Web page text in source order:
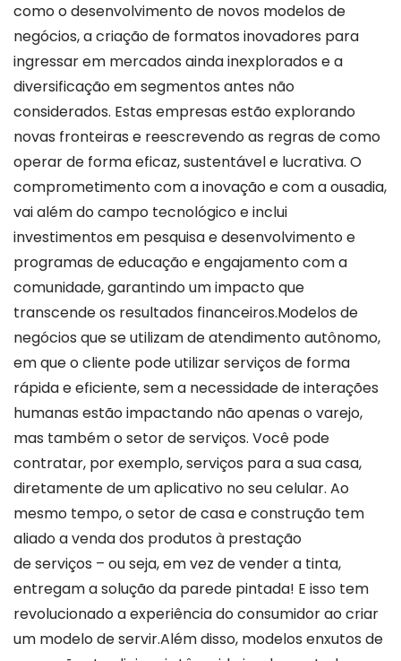
como o desenvolvimento de novos modelos de
negócios, a criação de formatos inovadores para
ingressar em mercados ainda inexplorados e a
diversificação em segmentos antes não
considerados. Estas empresas estão explorando
novas fronteiras e reescrevendo as regras de como
operar de forma eficaz, sustentável e lucrativa. O
comprometimento com a inovação e com a ousadia,
vai além do campo tecnológico e inclui
investimentos em pesquisa e desenvolvimento e
programas de educação e engajamento com a
comunidade, garantindo um impacto que
transcende os resultados financeiros.Modelos de
negócios que se utilizam de atendimento autônomo,
em que o cliente pode utilizar serviços de forma
rápida e eficiente, sem a necessidade de interações
humanas estão impactando não apenas o varejo,
mas também o setor de serviços. Você pode
contratar, por exemplo, serviços para a sua casa,
diretamente de um aplicativo no seu celular. Ao
mesmo tempo, o setor de casa e construção tem
aliado a venda dos produtos à prestação
de serviços – ou seja, em vez de vender a tinta,
entregam a solução da parede pintada! E isso tem
revolucionado a experiência do consumidor ao criar
um modelo de servir.Além disso, modelos enxutos de